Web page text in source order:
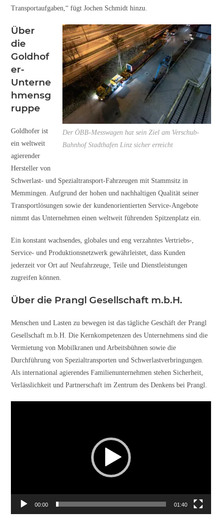
Transportaufgaben,“ fügt Jochen Schmidt hinzu.
Der ÖBB-Messwagen hat sein Ziel am Verschub-
Bahnhof Stadthafen Linz sicher erreicht
Über
die
Goldhof
er-
Unterne
hmensg
ruppe
Goldhofer ist
ein weltweit
agierender
Hersteller von
Schwerlast- und Spezialtransport-Fahrzeugen mit Stammsitz in
Memmingen. Aufgrund der hohen und nachhaltigen Qualität seiner
Transportlösungen sowie der kundenorientierten Service-Angebote
nimmt das Unternehmen einen weltweit führenden Spitzenplatz ein.
Ein konstant wachsendes, globales und eng verzahntes Vertriebs-,
Service- und Produktionsnetzwerk gewährleistet, dass Kunden
jederzeit vor Ort auf Neufahrzeuge, Teile und Dienstleistungen
zugreifen können.
Über die Prangl Gesellschaft m.b.H.
Menschen und Lasten zu bewegen ist das tägliche Geschäft der Prangl
Gesellschaft m.b.H. Die Kernkompetenzen des Unternehmens sind die
Vermietung von Mobilkranen und Arbeitsbühnen sowie die
Durchführung von Spezialtransporten und Schwerlastverbringungen.
Als international agierendes Familienunternehmen stehen Sicherheit,
Verlässlichkeit und Partnerschaft im Zentrum des Denkens bei Prangl.
00:00 01:40